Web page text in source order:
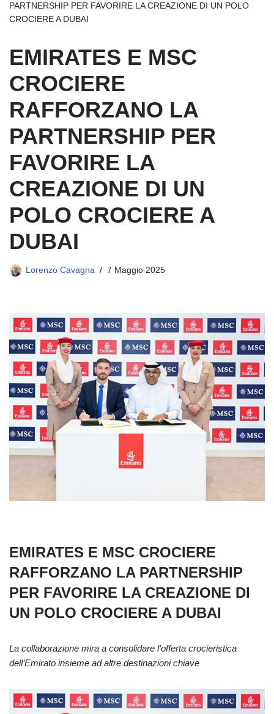
PARTNERSHIP PER FAVORIRE LA CREAZIONE DI UN POLO
CROCIERE A DUBAI
EMIRATES E MSC
CROCIERE
RAFFORZANO LA
PARTNERSHIP PER
FAVORIRE LA
CREAZIONE DI UN
POLO CROCIERE A
DUBAI
Lorenzo Cavagna 7 Maggio 2025
EMIRATES E MSC CROCIERE
RAFFORZANO LA PARTNERSHIP
PER FAVORIRE LA CREAZIONE DI
UN POLO CROCIERE A DUBAI
La collaborazione mira a consolidare l’offerta crocieristica
dell’Emirato insieme ad altre destinazioni chiave